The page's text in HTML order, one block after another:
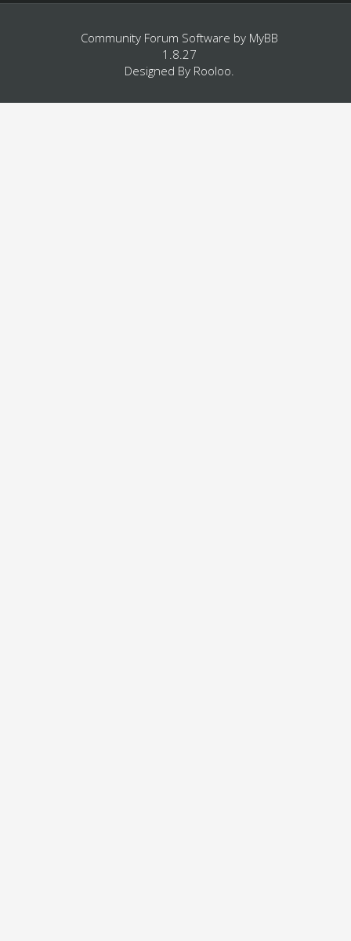
Community Forum Software by MyBB
1.8.27
Designed By Rooloo